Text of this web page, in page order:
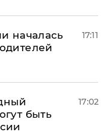
началась
17:11
быть
17:02